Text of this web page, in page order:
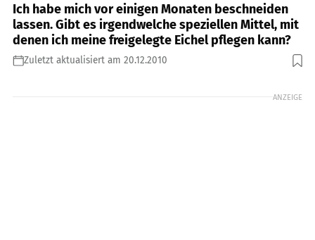
Ich habe mich vor einigen Monaten beschneiden
lassen. Gibt es irgendwelche speziellen Mittel, mit
denen ich meine freigelegte Eichel pflegen kann?
Zuletzt aktualisiert am 20.12.2010
Foto: Shutterstock
ANZEIGE